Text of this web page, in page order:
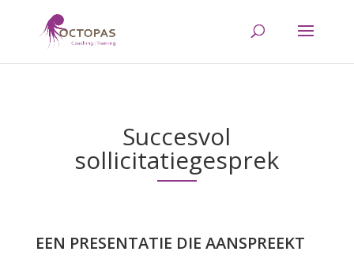
Succesvol
sollicitatiegesprek
EEN PRESENTATIE DIE AANSPREEKT